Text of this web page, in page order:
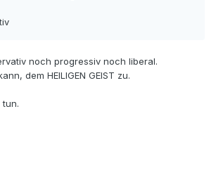
noch progressiv noch liberal.
dem HEILIGEN GEIST zu.